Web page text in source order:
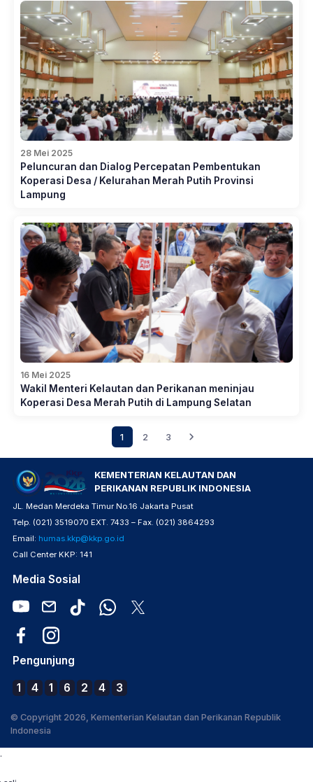
28 Mei 2025
Peluncuran dan Dialog Percepatan Pembentukan
Koperasi Desa / Kelurahan Merah Putih Provinsi
Lampung
16 Mei 2025
Wakil Menteri Kelautan dan Perikanan meninjau
Koperasi Desa Merah Putih di Lampung Selatan
1 2 3
KEMENTERIAN KELAUTAN DAN
PERIKANAN REPUBLIK INDONESIA
JL. Medan Merdeka Timur No.16 Jakarta Pusat
Telp. (021) 3519070 EXT. 7433 – Fax. (021) 3864293
Email: humas.kkp@kkp.go.id
Call Center KKP: 141
Media Sosial
Pengunjung
1 4 1 6 2 4 3
© Copyright 2026, Kementerian Kelautan dan Perikanan Republik
Indonesia
.